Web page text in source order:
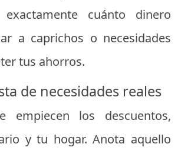
exactamente cuánto dinero
a caprichos o necesidades
tus ahorros.
de necesidades reales
empiecen los descuentos,
y tu hogar. Anota aquello